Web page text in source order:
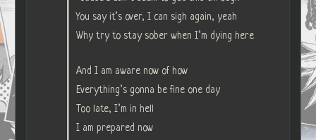
You say it’s over, I can sigh again, yeah
Why try to stay sober when I’m dying here
And I am aware now of how
Everything’s gonna be fine one day
Too late, I’m in hell
I am prepared now